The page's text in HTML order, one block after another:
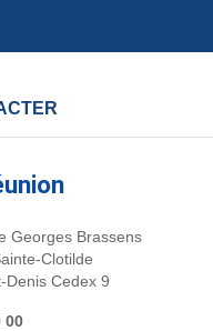
Georges Brassens
Clotilde
Denis Cedex 9
00